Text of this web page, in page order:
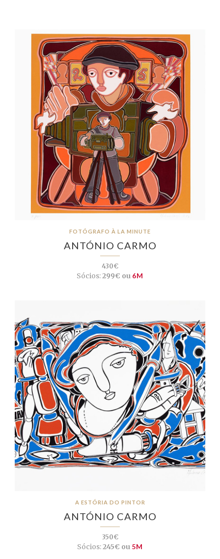
FOTÓGRAFO À LA MINUTE
ANTÓNIO CARMO
430€
Sócios:299€ ou 6M
A ESTÓRIA DO PINTOR
ANTÓNIO CARMO
350€
Sócios:245€ ou 5M